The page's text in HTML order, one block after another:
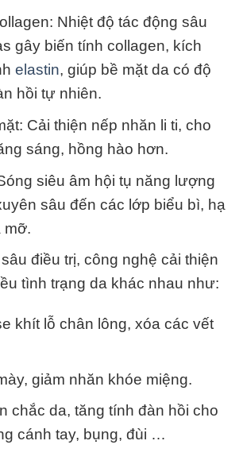
Nhiệt độ tác động sâu
gây biến tính collagen, kích
elastin, giúp bề mặt da có độ
hồi tự nhiên.
Cải thiện nếp nhăn li ti, cho
sáng, hồng hào hơn.
siêu âm hội tụ năng lượng
sâu đến các lớp biểu bì, hạ
mỡ.
điều trị, công nghệ cải thiện
tình trạng da khác nhau như:
khít lỗ chân lông, xóa các vết
giảm nhăn khóe miệng.
chắc da, tăng tính đàn hồi cho
cánh tay, bụng, đùi …